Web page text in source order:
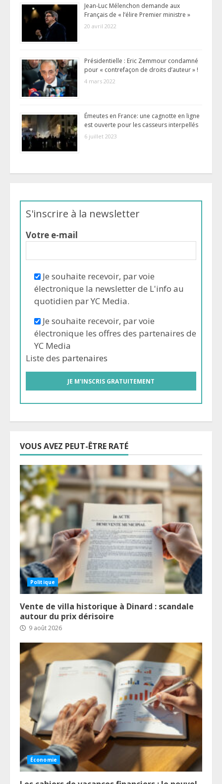
Jean-Luc Mélenchon demande aux
Français de « l’élire Premier ministre »
20 avril 2022
Présidentielle : Eric Zemmour condamné
pour « contrefaçon de droits d’auteur » !
4 mars 2022
Émeutes en France: une cagnotte en ligne
est ouverte pour les casseurs interpellés
6 juillet 2023
S'inscrire à la newsletter
Votre e-mail
Je souhaite recevoir, par voie
électronique la newsletter de L'info au
quotidien par YC Media.
Je souhaite recevoir, par voie
électronique les offres des partenaires de
YC Media
Liste des partenaires
VOUS AVEZ PEUT-ÊTRE RATÉ
Politique
Vente de villa historique à Dinard : scandale
autour du prix dérisoire
9 août 2026
Économie